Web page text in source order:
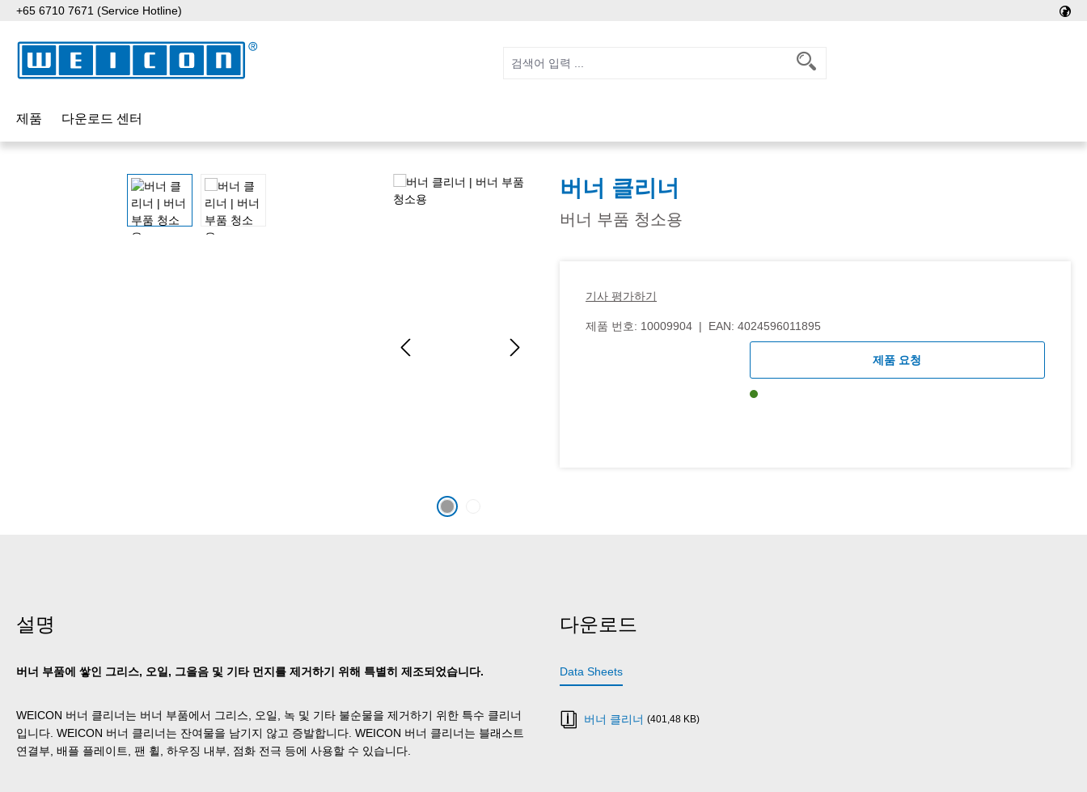
to main content
Skip to search
Skip to main navigation
+65 6710 7671 (Service Hotline)
제품 다운로드 센터
버너 클리너
버너 부품 청소용
기사 평가하기
제품 번호: 10009904 | EAN: 4024596011895
제품 요청
설명
버너 부품에 쌓인 그리스, 오일, 그을음 및 기타 먼지를 제거하기 위해 특별히 제조되었습니다.
WEICON 버너 클리너는 버너 부품에서 그리스, 오일, 녹 및 기타 불순물을 제거하기 위한 특수 클리너
입니다. WEICON 버너 클리너는 잔여물을 남기지 않고 증발합니다. WEICON 버너 클리너는 블래스트
연결부, 배플 플레이트, 팬 휠, 하우징 내부, 점화 전극 등에 사용할 수 있습니다.
다운로드
Data Sheets
버너 클리너 (401,48 KB)